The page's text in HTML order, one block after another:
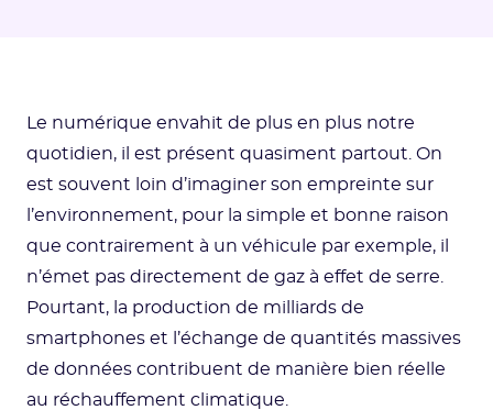
Le numérique envahit de plus en plus notre
quotidien, il est présent quasiment partout. On
est souvent loin d’imaginer son empreinte sur
l’environnement, pour la simple et bonne raison
que contrairement à un véhicule par exemple, il
n’émet pas directement de gaz à effet de serre.
Pourtant, la production de milliards de
smartphones et l’échange de quantités massives
de données contribuent de manière bien réelle
au réchauffement climatique.